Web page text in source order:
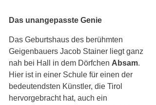
Das unangepasste Genie
Das Geburtshaus des berühmten
Geigenbauers Jacob Stainer liegt ganz
nah bei Hall in dem Dörfchen Absam.
Hier ist in einer Schule für einen der
bedeutendsten Künstler, die Tirol
hervorgebracht hat, auch ein